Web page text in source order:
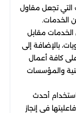
التي تجعل مقاول
الخدمات.
الخدمات مقابل
بالإضافة إلى
كافة أعمال
والمؤسسات
أحدث
في إنجاز